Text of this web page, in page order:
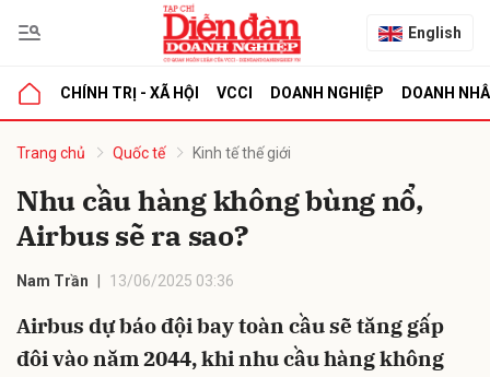
English
CHÍNH TRỊ - XÃ HỘI VCCI DOANH NGHIỆP DOANH
Trang chủ Quốc tế Kinh tế thế giới
Nhu cầu hàng không bùng nổ,
Airbus sẽ ra sao?
Nam Trần 13/06/2025 03:36
Airbus dự báo đội bay toàn cầu sẽ tăng gấp
đôi vào năm 2044, khi nhu cầu hàng không
luận
Hủy